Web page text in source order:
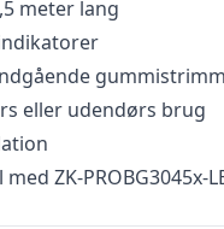
meter lang
eller udendørs brug
ZK-PROBG3045x-